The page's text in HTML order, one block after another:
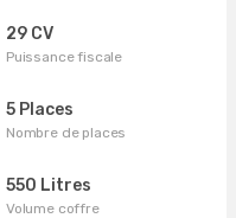
29 CV
Puissance fiscale
5 Places
Nombre de places
550 Litres
Volume coffre